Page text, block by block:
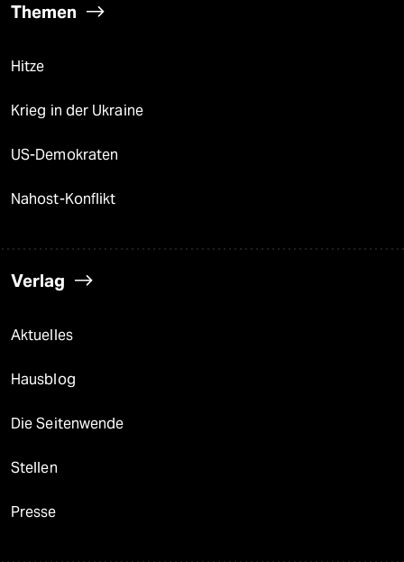
Themen
Hitze
Krieg in der Ukraine
US-Demokraten
Nahost-Konflikt
Verlag
Aktuelles
Hausblog
Die Seitenwende
Stellen
Presse